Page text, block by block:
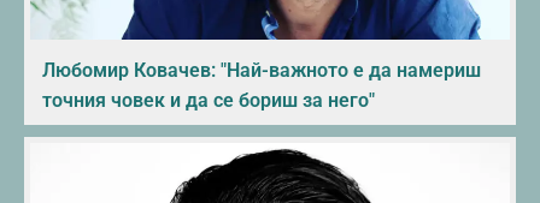
Любомир Ковачев: "Най-важното е да намериш
точния човек и да се бориш за него"